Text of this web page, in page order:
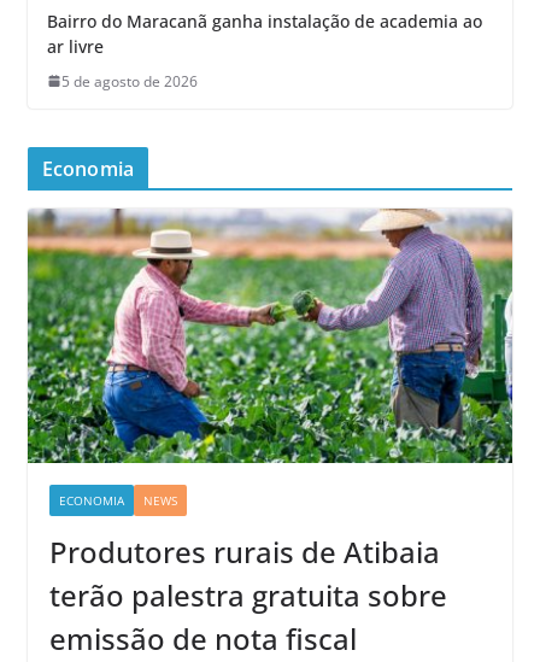
Bairro do Maracanã ganha instalação de academia ao
ar livre
5 de agosto de 2026
Economia
ECONOMIA NEWS
Produtores rurais de Atibaia
terão palestra gratuita sobre
emissão de nota fiscal